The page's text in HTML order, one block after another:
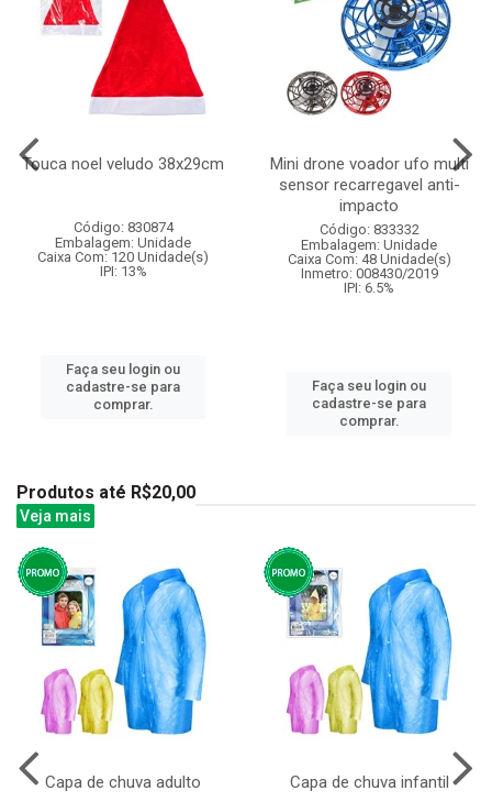
Touca noel veludo 38x29cm
Código: 830874
Embalagem: Unidade
Caixa Com: 120 Unidade(s)
IPI: 13%
Faça seu login ou
cadastre-se para
comprar.
Mini drone voador ufo multi
sensor recarregavel anti-
impacto
Código: 833332
Embalagem: Unidade
Caixa Com: 48 Unidade(s)
Inmetro: 008430/2019
IPI: 6.5%
Faça seu login ou
cadastre-se para
comprar.
Produtos até R$20,00
Veja mais
Capa de chuva adulto Capa de chuva infantil